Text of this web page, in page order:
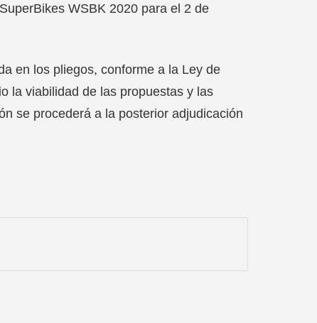
WSBK 2020 para el 2 de
en los pliegos, conforme a la Ley de
la viabilidad de las propuestas y las
se procederá a la posterior adjudicación